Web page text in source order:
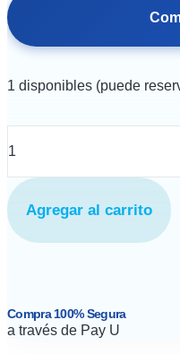
1 disponibles (puede
rodilla
DL
con
S
Agregar al carrito
Compra 100% Segura
a través de Pay U